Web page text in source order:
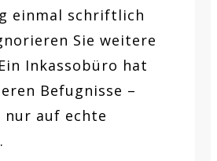
einmal schriftlich
Sie weitere
Inkassobüro hat
Befugnisse –
nur auf echte